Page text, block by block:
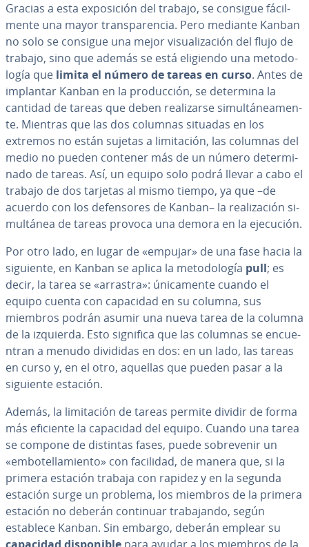
Gracias a esta ex­po­si­ción del trabajo, se consigue fá­ci­l­
me­n­te una mayor tra­n­s­pa­re­n­cia. Pero mediante Kanban
no solo se consigue una mejor vi­sua­li­za­ción del flujo de
trabajo, sino que además se está eligiendo una me­to­do­
lo­gía que limita el número de tareas en curso. Antes de
implantar Kanban en la pro­du­c­ción, se determina la
cantidad de tareas que deben rea­li­zar­se si­mu­l­tá­nea­me­n­
te. Mientras que las dos columnas situadas en los
extremos no están sujetas a li­mi­ta­ción, las columnas del
medio no pueden contener más de un número de­te­r­mi­
na­do de tareas. Así, un equipo solo podrá llevar a cabo el
trabajo de dos tarjetas al mismo tiempo, ya que –de
acuerdo con los de­fe­n­so­res de Kanban– la rea­li­za­ción si­
mu­l­tá­nea de tareas provoca una demora en la ejecución.
Por otro lado, en lugar de «empujar» de una fase hacia la
siguiente, en Kanban se aplica la me­to­do­lo­gía pull; es
decir, la tarea se «arrastra»: úni­ca­me­n­te cuando el
equipo cuenta con capacidad en su columna, sus
miembros podrán asumir una nueva tarea de la columna
de la izquierda. Esto significa que las columnas se en­cue­
n­tran a menudo divididas en dos: en un lado, las tareas
en curso y, en el otro, aquellas que pueden pasar a la
siguiente estación.
Además, la li­mi­ta­ción de tareas permite dividir de forma
más eficiente la capacidad del equipo. Cuando una tarea
se compone de distintas fases, puede so­bre­ve­nir un
«em­bo­te­lla­mie­n­to» con facilidad, de manera que, si la
primera estación trabaja con rapidez y en la segunda
estación surge un problema, los miembros de la primera
estación no deberán continuar tra­ba­ja­n­do, según
establece Kanban. Sin embargo, deberán emplear su